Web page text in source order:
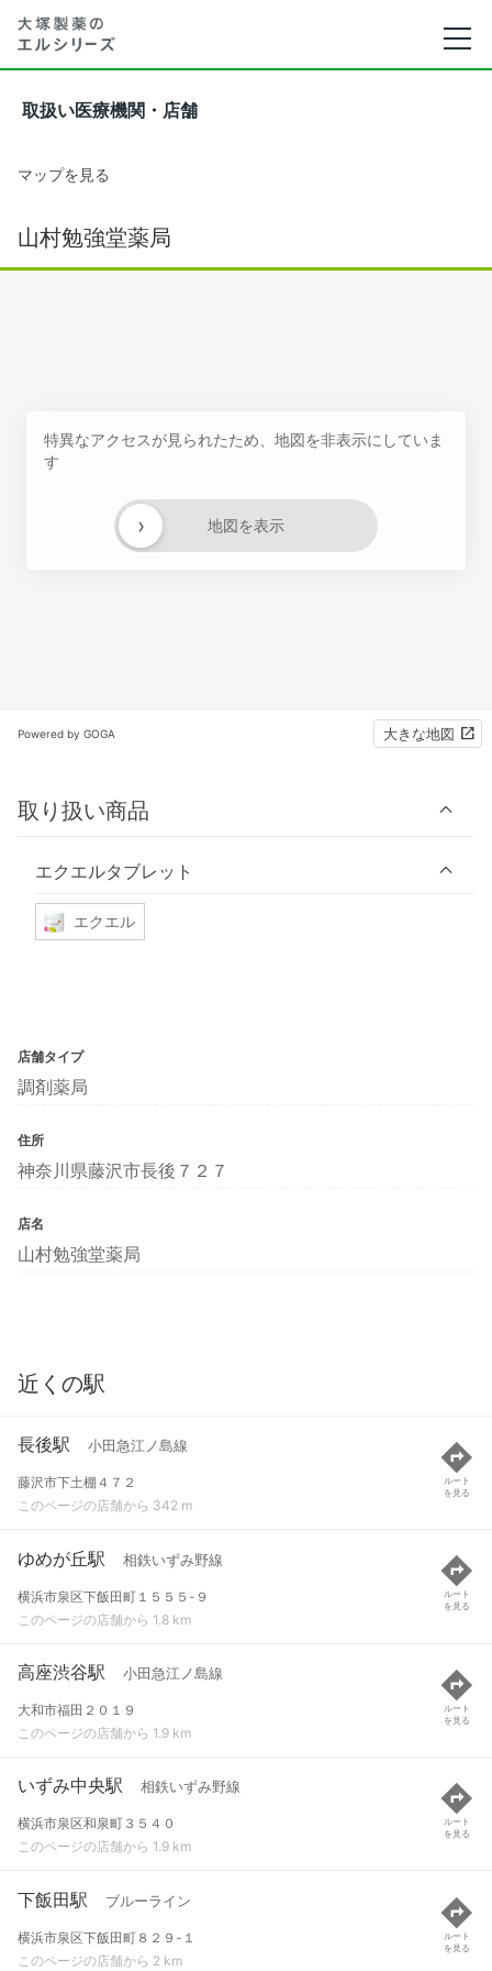
取扱い医療機関・店舗
マップを見る
山村勉強堂薬局
特異なアクセスが見られたため、地図を非表示にしていま
す
地図を表示
›
Powered by GOGA 大きな地図
取り扱い商品
エクエルタブレット
エクエル
店舗タイプ
調剤薬局
住所
神奈川県藤沢市長後７２７
店名
山村勉強堂薬局
近くの駅
長後駅 小田急江ノ島線
藤沢市下土棚４７２
このページの店舗から 342 m
ルート
を見る
ゆめが丘駅 相鉄いずみ野線
横浜市泉区下飯田町１５５５-９
このページの店舗から 1.8 km
ルート
を見る
高座渋谷駅 小田急江ノ島線
大和市福田２０１９
このページの店舗から 1.9 km
ルート
を見る
いずみ中央駅 相鉄いずみ野線
横浜市泉区和泉町３５４０
このページの店舗から 1.9 km
ルート
を見る
下飯田駅 ブルーライン
横浜市泉区下飯田町８２９-１
このページの店舗から 2 km
ルート
を見る